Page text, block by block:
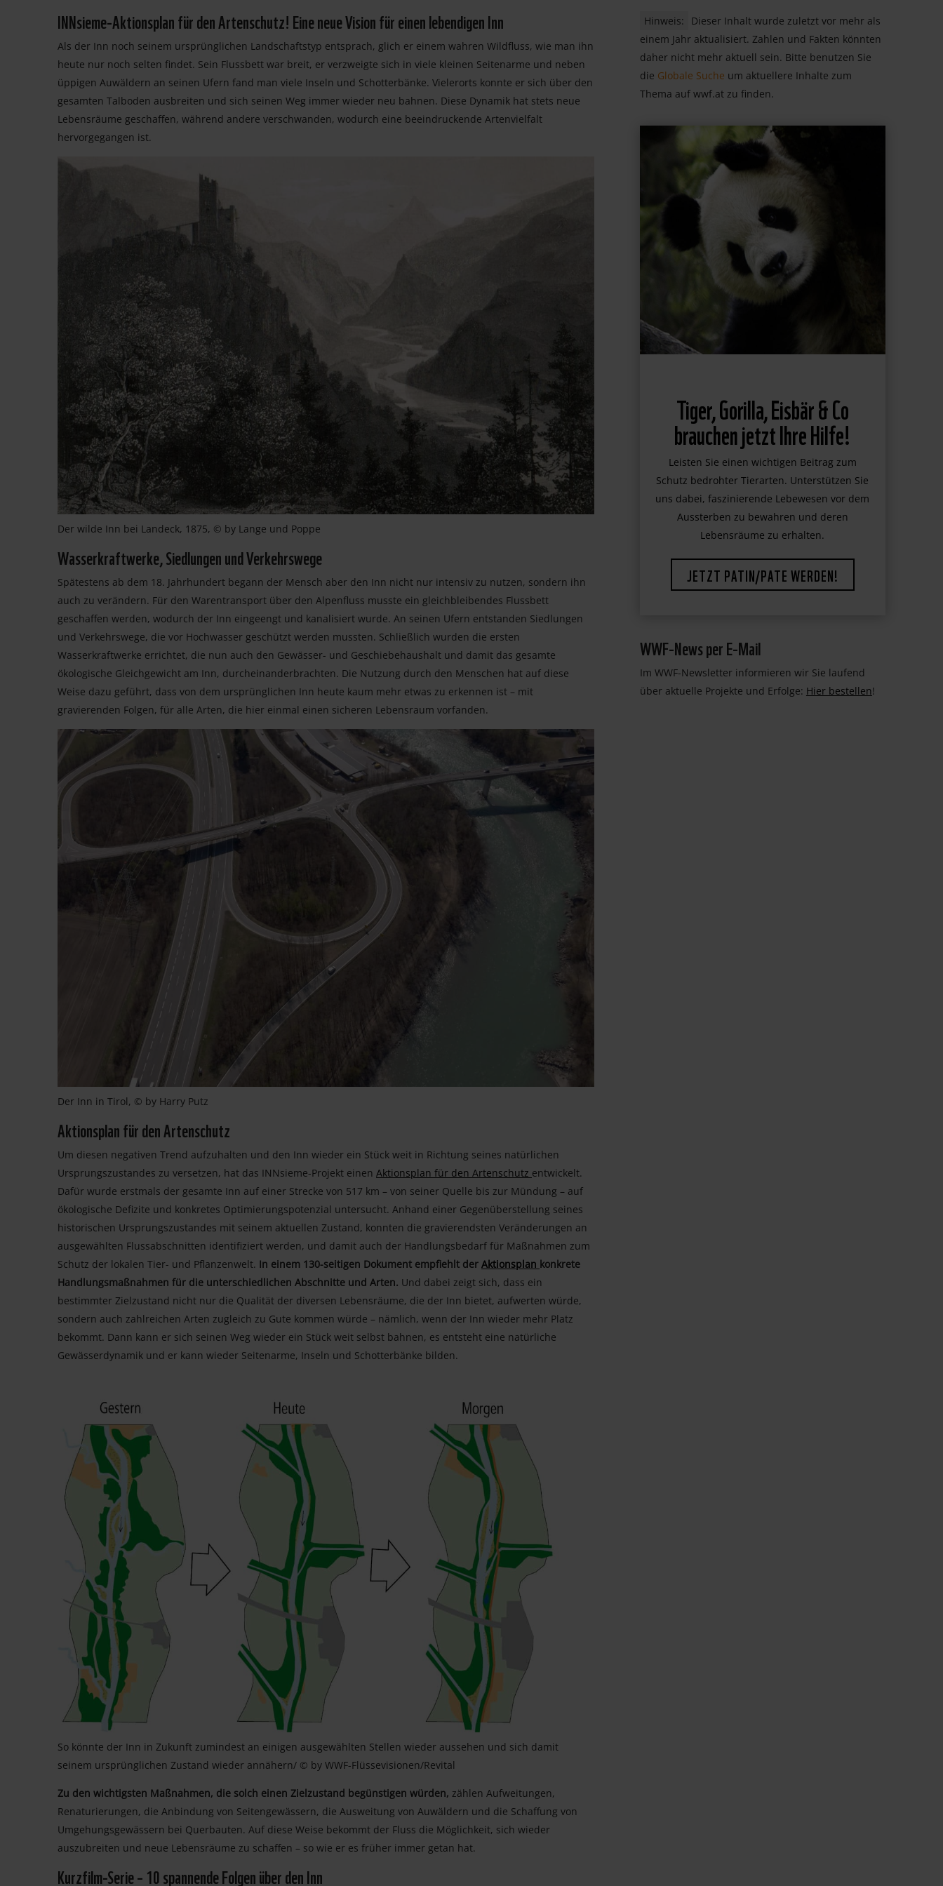
INNsieme-Aktionsplan für den Artenschutz! Eine neue Vision für einen lebendigen Inn
Als der Inn noch seinem ursprünglichen Landschaftstyp entsprach, glich er einem wahren Wildfluss, wie man ihn
heute nur noch selten findet. Sein Flussbett war breit, er verzweigte sich in viele kleinen Seitenarme und neben
üppigen Auwäldern an seinen Ufern fand man viele Inseln und Schotterbänke. Vielerorts konnte er sich über den
gesamten Talboden ausbreiten und sich seinen Weg immer wieder neu bahnen. Diese Dynamik hat stets neue
Lebensräume geschaffen, während andere verschwanden, wodurch eine beeindruckende Artenvielfalt
hervorgegangen ist.
Der wilde Inn bei Landeck, 1875, © by Lange und Poppe
Wasserkraftwerke, Siedlungen und Verkehrswege
Spätestens ab dem 18. Jahrhundert begann der Mensch aber den Inn nicht nur intensiv zu nutzen, sondern ihn
auch zu verändern. Für den Warentransport über den Alpenfluss musste ein gleichbleibendes Flussbett
geschaffen werden, wodurch der Inn eingeengt und kanalisiert wurde. An seinen Ufern entstanden Siedlungen
und Verkehrswege, die vor Hochwasser geschützt werden mussten. Schließlich wurden die ersten
Wasserkraftwerke errichtet, die nun auch den Gewässer- und Geschiebehaushalt und damit das gesamte
ökologische Gleichgewicht am Inn, durcheinanderbrachten. Die Nutzung durch den Menschen hat auf diese
Weise dazu geführt, dass von dem ursprünglichen Inn heute kaum mehr etwas zu erkennen ist – mit
gravierenden Folgen, für alle Arten, die hier einmal einen sicheren Lebensraum vorfanden.
Der Inn in Tirol, © by Harry Putz
Aktionsplan für den Artenschutz
Um diesen negativen Trend aufzuhalten und den Inn wieder ein Stück weit in Richtung seines natürlichen
Ursprungszustandes zu versetzen, hat das INNsieme-Projekt einen Aktionsplan für den Artenschutz entwickelt.
Dafür wurde erstmals der gesamte Inn auf einer Strecke von 517 km – von seiner Quelle bis zur Mündung – auf
ökologische Defizite und konkretes Optimierungspotenzial untersucht. Anhand einer Gegenüberstellung seines
historischen Ursprungszustandes mit seinem aktuellen Zustand, konnten die gravierendsten Veränderungen an
ausgewählten Flussabschnitten identifiziert werden, und damit auch der Handlungsbedarf für Maßnahmen zum
Schutz der lokalen Tier- und Pflanzenwelt. In einem 130-seitigen Dokument empfiehlt der Aktionsplan konkrete
Handlungsmaßnahmen für die unterschiedlichen Abschnitte und Arten. Und dabei zeigt sich, dass ein
bestimmter Zielzustand nicht nur die Qualität der diversen Lebensräume, die der Inn bietet, aufwerten würde,
sondern auch zahlreichen Arten zugleich zu Gute kommen würde – nämlich, wenn der Inn wieder mehr Platz
bekommt. Dann kann er sich seinen Weg wieder ein Stück weit selbst bahnen, es entsteht eine natürliche
Gewässerdynamik und er kann wieder Seitenarme, Inseln und Schotterbänke bilden.
So könnte der Inn in Zukunft zumindest an einigen ausgewählten Stellen wieder aussehen und sich damit
seinem ursprünglichen Zustand wieder annähern/ © by WWF-Flüssevisionen/Revital
Zu den wichtigsten Maßnahmen, die solch einen Zielzustand begünstigen würden, zählen Aufweitungen,
Renaturierungen, die Anbindung von Seitengewässern, die Ausweitung von Auwäldern und die Schaffung von
Umgehungsgewässern bei Querbauten. Auf diese Weise bekommt der Fluss die Möglichkeit, sich wieder
auszubreiten und neue Lebensräume zu schaffen – so wie er es früher immer getan hat.
Kurzfilm-Serie – 10 spannende Folgen über den Inn
Hinweis:
Dieser Inhalt wurde zuletzt vor mehr als
einem Jahr aktualisiert. Zahlen und Fakten könnten
daher nicht mehr aktuell sein. Bitte benutzen Sie
die Globale Suche um aktuellere Inhalte zum
Thema auf wwf.at zu finden.
Tiger, Gorilla, Eisbär & Co
brauchen jetzt Ihre Hilfe!
Leisten Sie einen wichtigen Beitrag zum
Schutz bedrohter Tierarten. Unterstützen Sie
uns dabei, faszinierende Lebewesen vor dem
Aussterben zu bewahren und deren
Lebensräume zu erhalten.
JETZT PATIN/PATE WERDEN!
WWF-News per E-Mail
Im WWF-Newsletter informieren wir Sie laufend
über aktuelle Projekte und Erfolge: Hier bestellen!